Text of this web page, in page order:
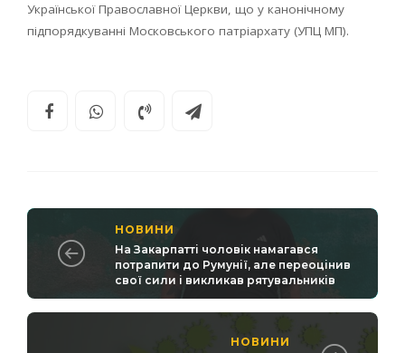
Української Православної Церкви, що у канонічному
підпорядкуванні Московського патріархату (УПЦ МП).
НОВИНИ
На Закарпатті чоловік намагався
потрапити до Румунії, але переоцінив
свої сили і викликав рятувальників
НОВИНИ